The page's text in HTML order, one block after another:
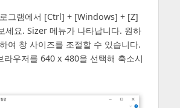
그램에서 [Ctrl] + [Windows] + [Z]
세요. Sizer 메뉴가 나타납니다. 원하
여 창 사이즈를 조절할 수 있습니다.
라우저를 640 x 480을 선택해 축소시